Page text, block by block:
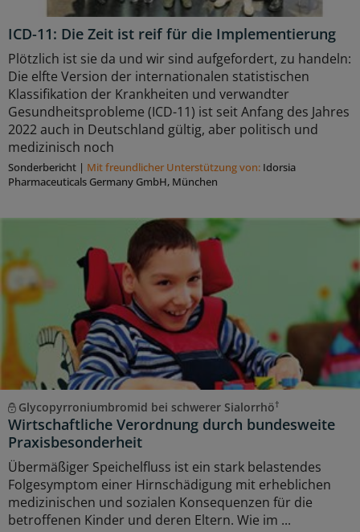
ICD-11: Die Zeit ist reif für die Implementierung
Plötzlich ist sie da und wir sind aufgefordert, zu handeln:
Die elfte Version der internationalen statistischen
Klassifikation der Krankheiten und verwandter
Gesundheitsprobleme (ICD-11) ist seit Anfang des Jahres
2022 auch in Deutschland gültig, aber politisch und
medizinisch noch
Sonderbericht | Mit freundlicher Unterstützung von: Idorsia
Pharmaceuticals Germany GmbH, München
Glycopyrroniumbromid bei schwerer Sialorrhö†
Wirtschaftliche Verordnung durch bundesweite
Praxisbesonderheit
Übermäßiger Speichelfluss ist ein stark belastendes
Folgesymptom einer Hirnschädigung mit erheblichen
medizinischen und sozialen Konsequenzen für die
betroffenen Kinder und deren Eltern. Wie im ...